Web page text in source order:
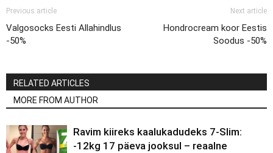
Previous article
Valgosocks Eesti Allahindlus
-50%
Next article
Hondrocream koor Eestis
Soodus -50%
RELATED ARTICLES
MORE FROM AUTHOR
Ravim kiireks kaalukadudeks 7-Slim:
-12kg 17 päeva jooksul – reaalne